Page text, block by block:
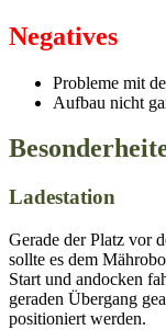
Negatives
Probleme mit
Aufbau nicht
Ladestation
Gerade der Platz vor
sollte es dem
Start und andocken
geraden Übergang
positioniert werden.